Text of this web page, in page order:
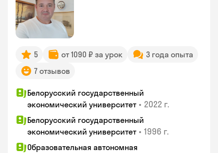
5 от 1090 ₽ за урок
3 года опыта
7 отзывов
Белорусский государственный
экономический университет • 2022 г.
Белорусский государственный
экономический университет • 1996 г.
Образовательная автономная